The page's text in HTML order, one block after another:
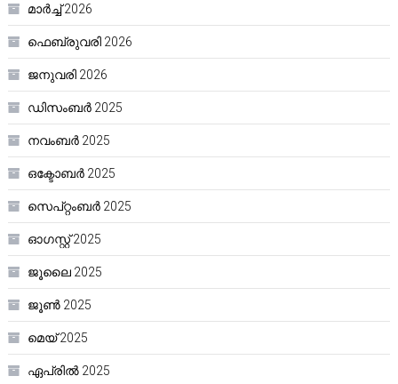
മാർച്ച്‌ 2026
ഫെബ്രുവരി 2026
ജനുവരി 2026
ഡിസംബർ 2025
നവംബർ 2025
ഒക്ടോബർ 2025
സെപ്റ്റംബർ 2025
ഓഗസ്റ്റ്‌ 2025
ജൂലൈ 2025
ജൂൺ 2025
മെയ്‌ 2025
ഏപ്രിൽ 2025